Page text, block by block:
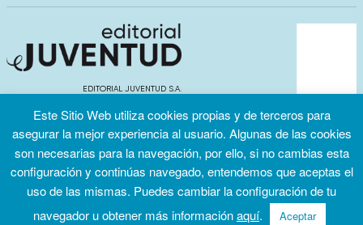
EDITORIAL JUVENTUD S.A.
info@editorialjuventud.es
(+34) 93 444 18 00
Condiciones
Política de
Política de
Este Sitio Web utiliza cookies propias y de terceros para
asegurar la mejor experiencia al usuario. Algunas de las cookies
son necesarias para la navegación, por ello, si no cambias esta
configuración y continúas navegado, entendemos que aceptas el
uso de las mismas. Puedes cambiar la configuración de tu
navegador u obtener más informaciónaquí. Aceptar